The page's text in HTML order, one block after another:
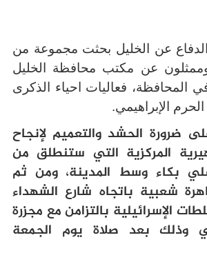
عن الخليل بحثت مجموعة من
وممثلون عن مكتب محافظة الخليل
المحافظة، فعاليات احياء الذكرى
الإبراهيمي.
ضرورة الحشد والتعميم لإنجاح
المركزية التي ستنطلق من
بكاء وسط المدينة، ومن ثم
شعبية باتجاه شارع الشهداء
الإسرائيلية بالتزامن مع مجزرة
وذلك بعد صلاة يوم الجمعة